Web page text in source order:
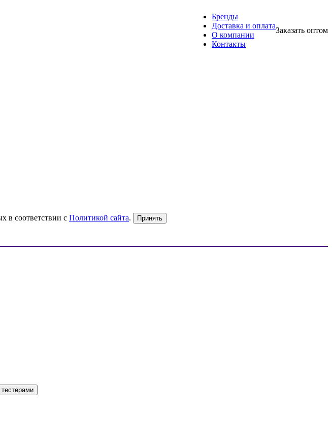
Бренды
Доставка и оплата
О компании
Контакты
Заказать оптом
в соответствии с Политикой сайта. Принять